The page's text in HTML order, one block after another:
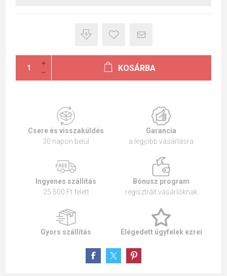
KOSÁRBA
Csere és visszaküldés
30 napon belül
Garancia
a legjobb vásárlásra
Ingyenes szállítás
25 500 Ft felett
Bónusz program
regisztrált vásárlóknak
Gyors szállítás Elégedett ügyfelek ezrei